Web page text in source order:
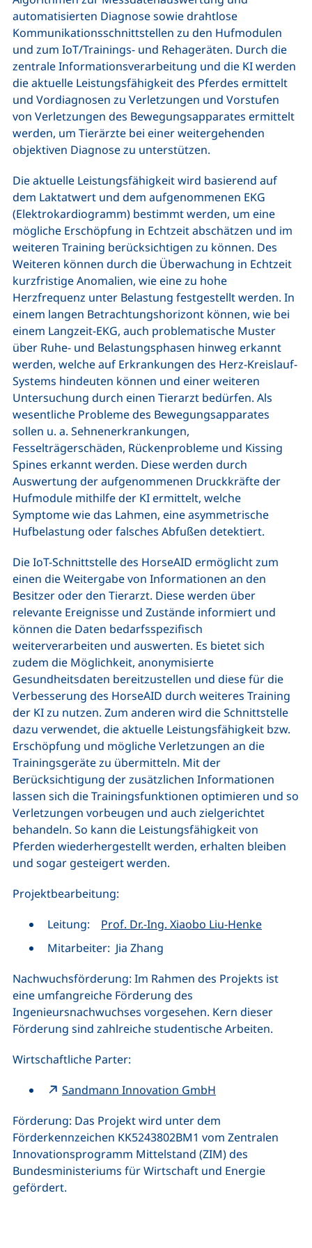
automatisierten Diagnose sowie drahtlose
Kommunikationsschnittstellen zu den Hufmodulen
und zum IoT/Trainings- und Rehageräten. Durch die
zentrale Informationsverarbeitung und die KI werden
die aktuelle Leistungsfähigkeit des Pferdes ermittelt
und Vordiagnosen zu Verletzungen und Vorstufen
von Verletzungen des Bewegungsapparates ermittelt
werden, um Tierärzte bei einer weitergehenden
objektiven Diagnose zu unterstützen.
Die aktuelle Leistungsfähigkeit wird basierend auf
dem Laktatwert und dem aufgenommenen EKG
(Elektrokardiogramm) bestimmt werden, um eine
mögliche Erschöpfung in Echtzeit abschätzen und im
weiteren Training berücksichtigen zu können. Des
Weiteren können durch die Überwachung in Echtzeit
kurzfristige Anomalien, wie eine zu hohe
Herzfrequenz unter Belastung festgestellt werden. In
einem langen Betrachtungshorizont können, wie bei
einem Langzeit-EKG, auch problematische Muster
über Ruhe- und Belastungsphasen hinweg erkannt
werden, welche auf Erkrankungen des Herz-Kreislauf-
Systems hindeuten können und einer weiteren
Untersuchung durch einen Tierarzt bedürfen. Als
wesentliche Probleme des Bewegungsapparates
sollen u. a. Sehnenerkrankungen,
Fesselträgerschäden, Rückenprobleme und Kissing
Spines erkannt werden. Diese werden durch
Auswertung der aufgenommenen Druckkräfte der
Hufmodule mithilfe der KI ermittelt, welche
Symptome wie das Lahmen, eine asymmetrische
Hufbelastung oder falsches Abfußen detektiert.
Die IoT-Schnittstelle des HorseAID ermöglicht zum
einen die Weitergabe von Informationen an den
Besitzer oder den Tierarzt. Diese werden über
relevante Ereignisse und Zustände informiert und
können die Daten bedarfsspezifisch
weiterverarbeiten und auswerten. Es bietet sich
zudem die Möglichkeit, anonymisierte
Gesundheitsdaten bereitzustellen und diese für die
Verbesserung des HorseAID durch weiteres Training
der KI zu nutzen. Zum anderen wird die Schnittstelle
dazu verwendet, die aktuelle Leistungsfähigkeit bzw.
Erschöpfung und mögliche Verletzungen an die
Trainingsgeräte zu übermitteln. Mit der
Berücksichtigung der zusätzlichen Informationen
lassen sich die Trainingsfunktionen optimieren und so
Verletzungen vorbeugen und auch zielgerichtet
behandeln. So kann die Leistungsfähigkeit von
Pferden wiederhergestellt werden, erhalten bleiben
und sogar gesteigert werden.
Projektbearbeitung:
Leitung: Prof. Dr.-Ing. Xiaobo Liu-Henke
Mitarbeiter: Jia Zhang
Nachwuchsförderung: Im Rahmen des Projekts ist
eine umfangreiche Förderung des
Ingenieursnachwuchses vorgesehen. Kern dieser
Förderung sind zahlreiche studentische Arbeiten.
Wirtschaftliche Parter:
Sandmann Innovation GmbH
Förderung: Das Projekt wird unter dem
Förderkennzeichen KK5243802BM1 vom Zentralen
Innovationsprogramm Mittelstand (ZIM) des
Bundesministeriums für Wirtschaft und Energie
gefördert.